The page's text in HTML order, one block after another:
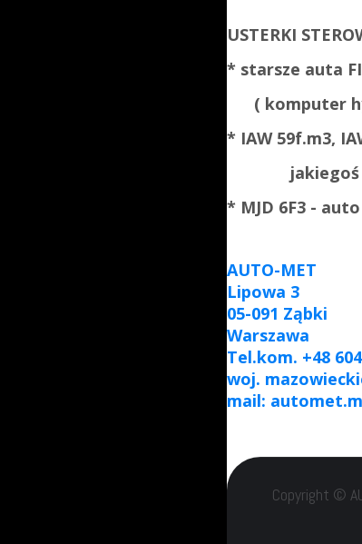
USTERKI
* starsze auta
( komputer
* IAW 59f.m3,
jakiegoś
* MJD 6F3 -
AUTO-MET
Lipowa 3
05-091 Ząbki
Warszawa
Tel.kom. +48
woj.
mail:
Copyright ©